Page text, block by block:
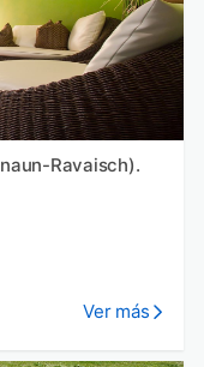
Ravaisch).
Ver más